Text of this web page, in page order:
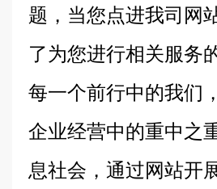
题，当您点进我司网
了为您进行相关服务
每一个前行中的我们
企业经营中的重中之
息社会，通过网站开